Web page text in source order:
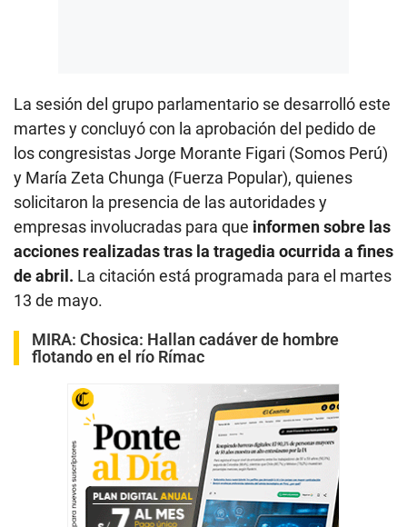
La sesión del grupo parlamentario se desarrolló este
martes y concluyó con la aprobación del pedido de
los congresistas Jorge Morante Figari (Somos Perú)
y María Zeta Chunga (Fuerza Popular), quienes
solicitaron la presencia de las autoridades y
empresas involucradas para que informen sobre las
acciones realizadas tras la tragedia ocurrida a fines
de abril. La citación está programada para el martes
13 de mayo.
MIRA: Chosica: Hallan cadáver de hombre
flotando en el río Rímac